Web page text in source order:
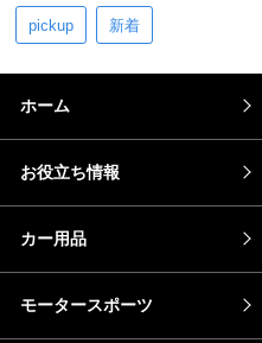
pickup 新着
ホーム
お役立ち情報
カー用品
モータースポーツ